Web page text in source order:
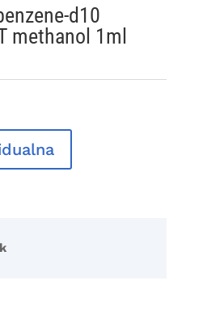
d10
methanol 1ml